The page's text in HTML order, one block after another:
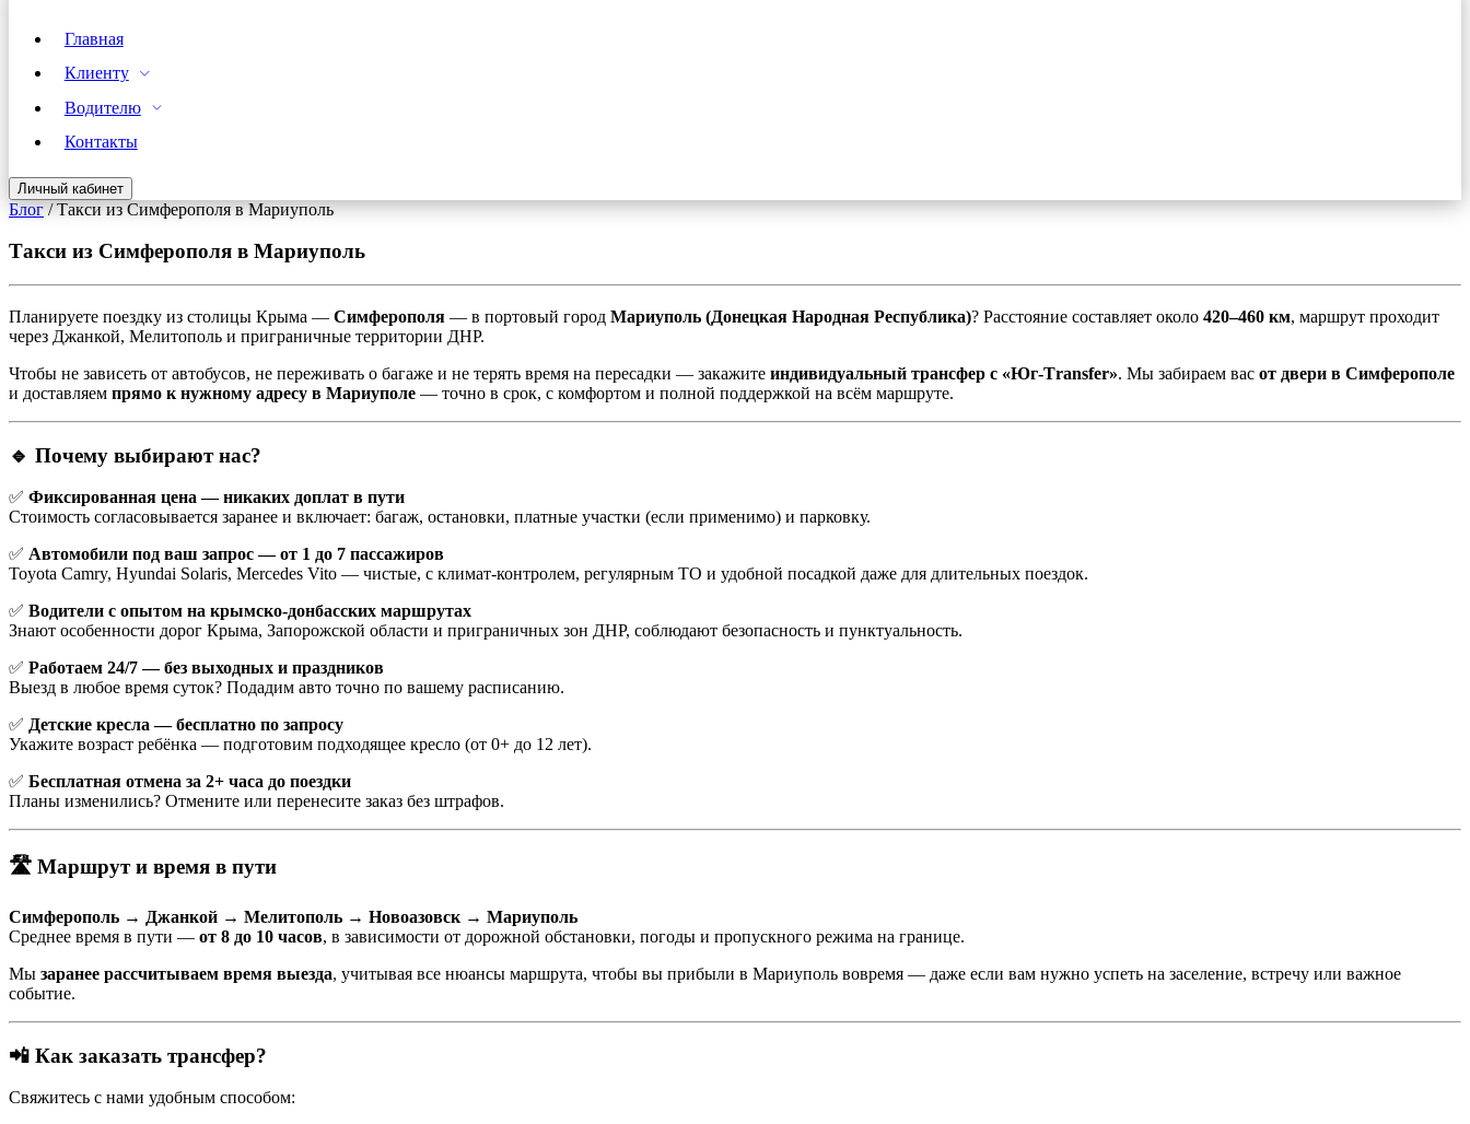
Главная
Клиенту
Водителю
Контакты
Личный кабинет
Блог/Такси из Симферополя в Мариуполь
Такси из Симферополя в Мариуполь
Планируете поездку из столицы Крыма — Симферополя — в портовый город Мариуполь (Донецкая Народная Республика)? Расстояние составляет около 420–460 км, маршрут проходит
через Джанкой, Мелитополь и приграничные территории ДНР.
Чтобы не зависеть от автобусов, не переживать о багаже и не терять время на пересадки — закажите индивидуальный трансфер с «Юг-Тransfer». Мы забираем вас от двери в Симферополе
и доставляем прямо к нужному адресу в Мариуполе — точно в срок, с комфортом и полной поддержкой на всём маршруте.
🔹 Почему выбирают нас?
✅ Фиксированная цена — никаких доплат в пути
Стоимость согласовывается заранее и включает: багаж, остановки, платные участки (если применимо) и парковку.
✅ Автомобили под ваш запрос — от 1 до 7 пассажиров
Toyota Camry, Hyundai Solaris, Mercedes Vito — чистые, с климат-контролем, регулярным ТО и удобной посадкой даже для длительных поездок.
✅ Водители с опытом на крымско-донбасских маршрутах
Знают особенности дорог Крыма, Запорожской области и приграничных зон ДНР, соблюдают безопасность и пунктуальность.
✅ Работаем 24/7 — без выходных и праздников
Выезд в любое время суток? Подадим авто точно по вашему расписанию.
✅ Детские кресла — бесплатно по запросу
Укажите возраст ребёнка — подготовим подходящее кресло (от 0+ до 12 лет).
✅ Бесплатная отмена за 2+ часа до поездки
Планы изменились? Отмените или перенесите заказ без штрафов.
🛣️ Маршрут и время в пути
Симферополь → Джанкой → Мелитополь → Новоазовск → Мариуполь
Среднее время в пути — от 8 до 10 часов, в зависимости от дорожной обстановки, погоды и пропускного режима на границе.
Мы заранее рассчитываем время выезда, учитывая все нюансы маршрута, чтобы вы прибыли в Мариуполь вовремя — даже если вам нужно успеть на заселение, встречу или важное
событие.
📲 Как заказать трансфер?
Свяжитесь с нами удобным способом: